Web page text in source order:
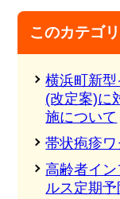
このカテゴ
横浜町新
(改定案)に
施について
帯状疱疹
高齢者イ
ルス定期